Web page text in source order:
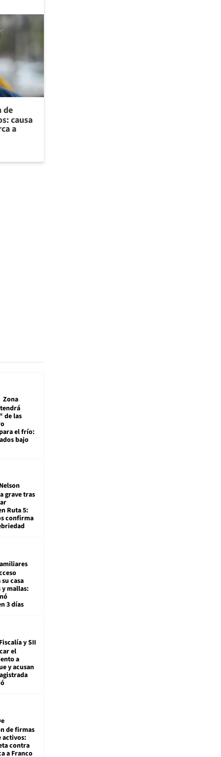
de
causa
a
Zona
de las
el frío:
bajo
Nelson
grave tras
Ruta 5:
confirma
casa
mallas:
3 días
Fiscalía y SII
el
a
y acusan
de firmas
activos:
contra
a Franco